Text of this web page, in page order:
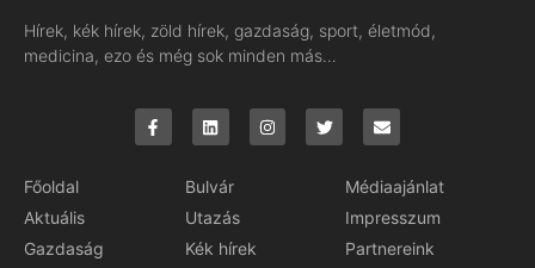
Hírek, kék hírek, zöld hírek, gazdaság, sport, életmód,
medicina, ezo és még sok minden más…
Főoldal
Aktuális
Gazdaság
Bulvár
Utazás
Kék hírek
Médiaajánlat
Impresszum
Partnereink